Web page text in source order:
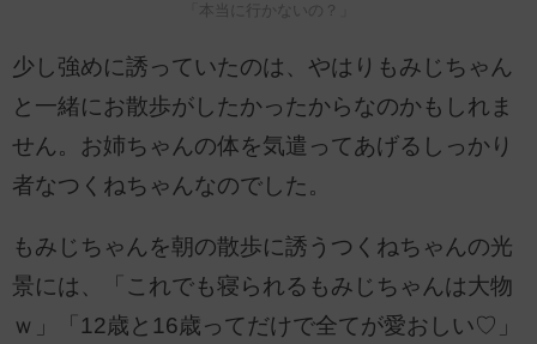
「本当に行かないの？」
少し強めに誘っていたのは、やはりもみじちゃん
と一緒にお散歩がしたかったからなのかもしれま
せん。お姉ちゃんの体を気遣ってあげるしっかり
者なつくねちゃんなのでした。
もみじちゃんを朝の散歩に誘うつくねちゃんの光
景には、「これでも寝られるもみじちゃんは大物
ｗ」「12歳と16歳ってだけで全てが愛おしい♡」